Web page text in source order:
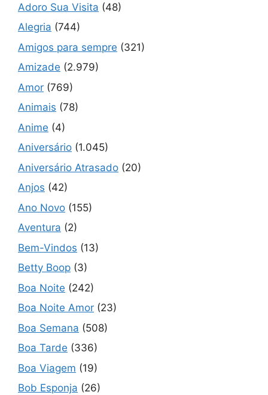
Adoro Sua Visita (48)
Alegria (744)
Amigos para sempre (321)
Amizade (2.979)
Amor (769)
Animais (78)
Anime (4)
Aniversário (1.045)
Aniversário Atrasado (20)
Anjos (42)
Ano Novo (155)
Aventura (2)
Bem-Vindos (13)
Betty Boop (3)
Boa Noite (242)
Boa Noite Amor (23)
Boa Semana (508)
Boa Tarde (336)
Boa Viagem (19)
Bob Esponja (26)